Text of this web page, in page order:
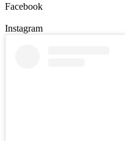
Facebook
Instagram